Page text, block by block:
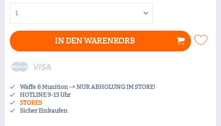
IN DENWARENKORB
Waffe & Munition -> NUR ABHOLUNG IM STORE!
HOTLINE 9-13 Uhr
STORES
Sicher Einkaufen